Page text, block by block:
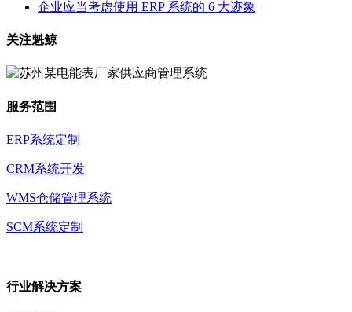
企业应当考虑使用 ERP 系统的 6 大迹象
关注魁鲸
服务范围
ERP系统定制
CRM系统开发
WMS仓储管理系统
SCM系统定制
行业解决方案